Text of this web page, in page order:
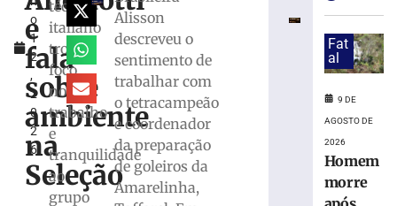
o
1
2
,
2
0
2
6
e
fala
sobre
ambiente
na
Seleção
técnico
italiano
trouxe
foco
no
trabalho
e
tranquilidade
ao
grupo
Alisson
descreveu o
sentimento de
trabalhar com
o tetracampeão
e coordenador
da preparação
de goleiros da
Amarelinha,
estreia
com
vitória
Campeonato
Catarinense
agosto
Fat
al
9 DE
AGOSTO DE
2026
Homem
morre